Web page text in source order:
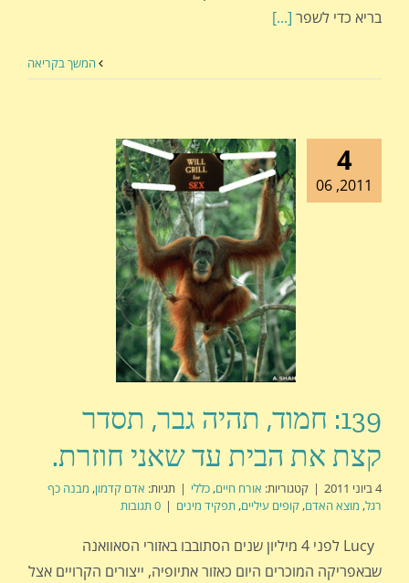
בריא כדי לשפר [...]
המשך בקריאה
4
2011, 06
139: חמוד, תהיה גבר, תסדר
קצת את הבית עד שאני חוזרת.
4 ביוני 2011 | קטגוריות: אורח חיים, כללי | תגיות: אדם קדמון, מבנה כף
רגל, מוצא האדם, קופים עיליים, תפקיד מינים | 0 תגובות
Lucy לפני 4 מיליון שנים הסתובבו באזורי הסאוואנה
שבאפריקה המוכרים היום כאזור אתיופיה, ייצורים הקרויים אצל